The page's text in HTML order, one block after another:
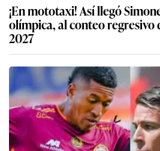
¡En mototaxi! Así llegó
olímpica, al conteo regresivo
2027